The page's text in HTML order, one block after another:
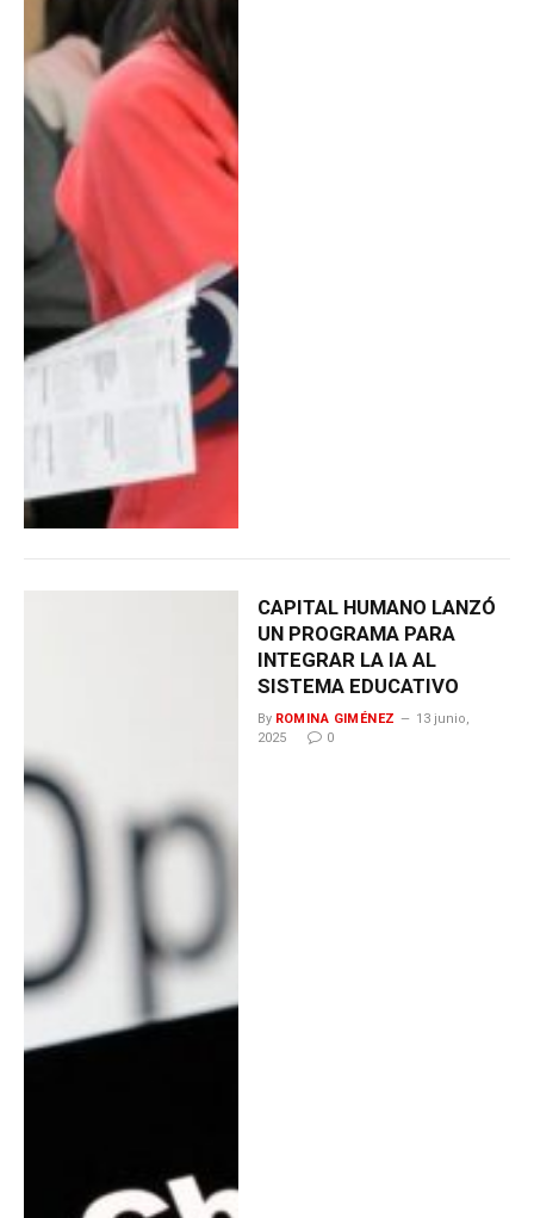
CAPITAL HUMANO LANZÓ
UN PROGRAMA PARA
INTEGRAR LA IA AL
SISTEMA EDUCATIVO
By ROMINA GIMÉNEZ
13 junio,
2025
0